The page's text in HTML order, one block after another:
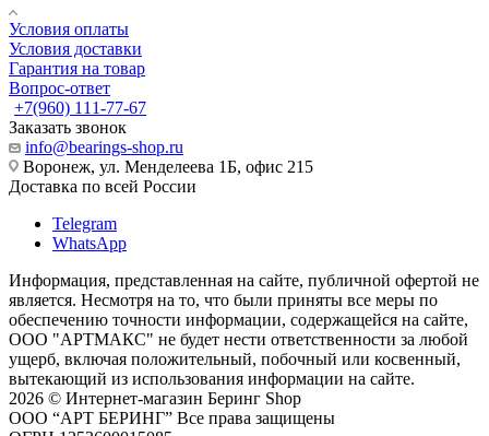
Условия оплаты
Условия доставки
Гарантия на товар
Вопрос-ответ
+7(960) 111-77-67
Заказать звонок
info@bearings-shop.ru
Воронеж, ул. Менделеева 1Б, офис 215
Доставка по всей России
Telegram
WhatsApp
Информация, представленная на сайте, публичной офертой не
является. Несмотря на то, что были приняты все меры по
обеспечению точности информации, содержащейся на сайте,
ООО "АРТМАКС" не будет нести ответственности за любой
ущерб, включая положительный, побочный или косвенный,
вытекающий из использования информации на сайте.
2026 © Интернет-магазин Беринг Shop
ООО “АРТ БЕРИНГ” Все права защищены